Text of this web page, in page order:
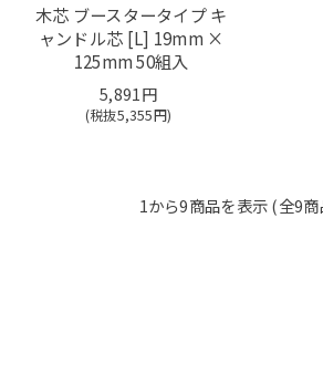
木芯 ブースタータイプ キ
ャンドル芯 [L] 19mm ×
125mm 50組入
5,891円
(税抜5,355円)
1から9商品を表示 (全9